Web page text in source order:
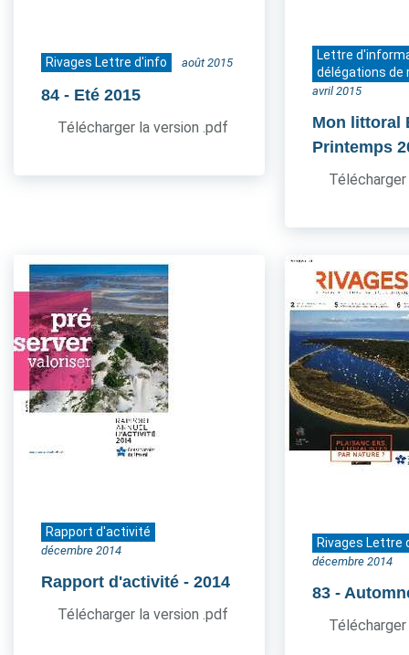
Rivages Lettre d'info août 2015
84 - Eté 2015
Télécharger la version .pdf
Lettre
délégations de
avril 2015
Mon littoral
Printemps
Rapport d'activité
décembre 2014
Rapport d'activité - 2014
Télécharger la version .pdf
Rivages Lettre
décembre 2014
83 -